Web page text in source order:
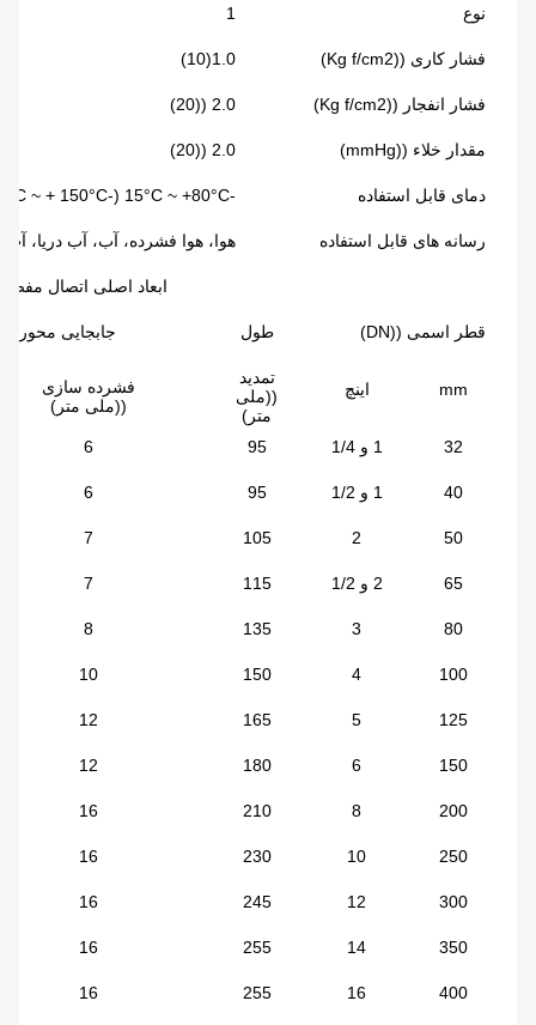
نوع 1
فشار کاری ((Kg f/cm2) 1.0(10)
فشار انفجار ((Kg f/cm2) 2.0 ((20)
مقدار خلاء ((mmHg) 2.0 ((20)
دمای قابل استفاده -15°C ~ +80°C (-30°C ~ + 150°C ویژه)
رسانه های قابل استفاده هوا، هوا فشرده، آب، آب دریا،
ابعاد اصلی اتصال
قطر اسمی ((DN) طول جابجایی محوری
mm اینچ
تمدید
((ملی
متر)
فشرده سازی
((ملی متر)
32 1 و 1/4 95
6
40 1 و 1/2 95
6
50
2
105
7
65 2 و 1/2 115
7
80
3
135
8
100
4
150
10
125
5
165
12
150
6
180
12
200
8
210
16
250
10
230
16
300
12
245
16
350
14
255
16
400
16
255
16